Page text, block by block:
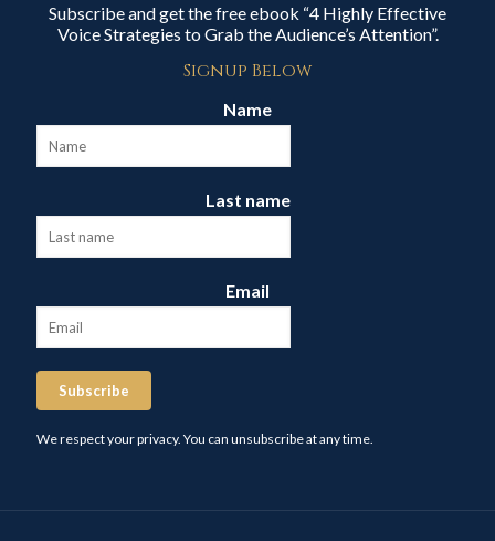
Subscribe and get the free ebook “4 Highly Effective
Voice Strategies to Grab the Audience’s Attention”.
Signup Below
Name
Last name
Email
Subscribe
We respect your privacy. You can unsubscribe at any time.